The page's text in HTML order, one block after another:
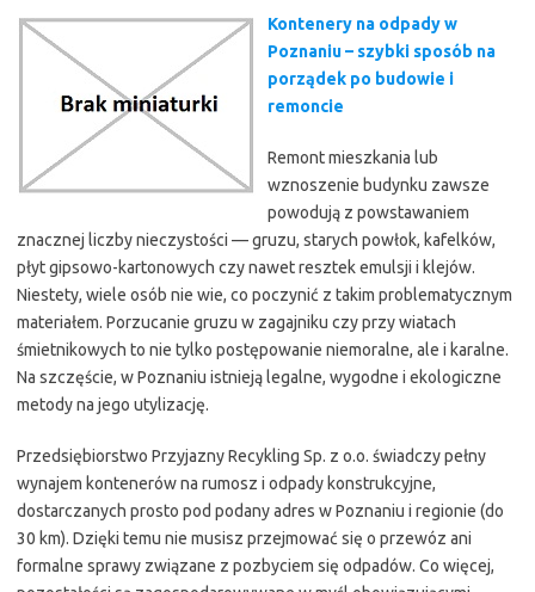
Kontenery na odpady w
Poznaniu – szybki sposób na
porządek po budowie i
remoncie
Remont mieszkania lub
wznoszenie budynku zawsze
powodują z powstawaniem
znacznej liczby nieczystości — gruzu, starych powłok, kafelków,
płyt gipsowo-kartonowych czy nawet resztek emulsji i klejów.
Niestety, wiele osób nie wie, co poczynić z takim problematycznym
materiałem. Porzucanie gruzu w zagajniku czy przy wiatach
śmietnikowych to nie tylko postępowanie niemoralne, ale i karalne.
Na szczęście, w Poznaniu istnieją legalne, wygodne i ekologiczne
metody na jego utylizację.
Przedsiębiorstwo Przyjazny Recykling Sp. z o.o. świadczy pełny
wynajem kontenerów na rumosz i odpady konstrukcyjne,
dostarczanych prosto pod podany adres w Poznaniu i regionie (do
30 km). Dzięki temu nie musisz przejmować się o przewóz ani
formalne sprawy związane z pozbyciem się odpadów. Co więcej,